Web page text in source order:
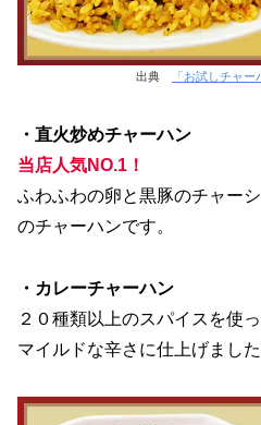
出典 「お試しチャー
・直火炒めチャーハン
当店人気NO.1！
ふわふわの卵と黒豚のチャー
のチャーハンです。
・カレーチャーハン
２０種類以上のスパイスを使
マイルドな辛さに仕上げました